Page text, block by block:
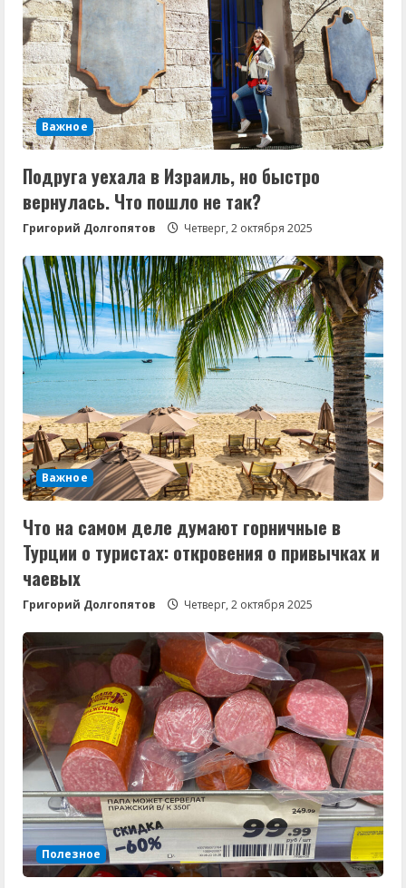
Важное
Подруга уехала в Израиль, но быстро
вернулась. Что пошло не так?
Григорий Долгопятов Четверг, 2 октября 2025
Важное
Что на самом деле думают горничные в
Турции о туристах: откровения о привычках и
чаевых
Григорий Долгопятов Четверг, 2 октября 2025
Полезное